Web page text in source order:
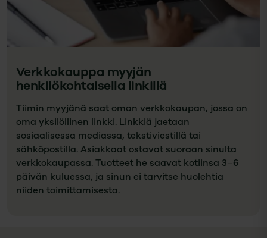
Verkkokauppa myyjän
henkilökohtaisella linkillä
Tiimin myyjänä saat oman verkkokaupan, jossa on
oma yksilöllinen linkki. Linkkiä jaetaan
sosiaalisessa mediassa, tekstiviestillä tai
sähköpostilla. Asiakkaat ostavat suoraan sinulta
verkkokaupassa. Tuotteet he saavat kotiinsa 3–6
päivän kuluessa, ja sinun ei tarvitse huolehtia
niiden toimittamisesta.